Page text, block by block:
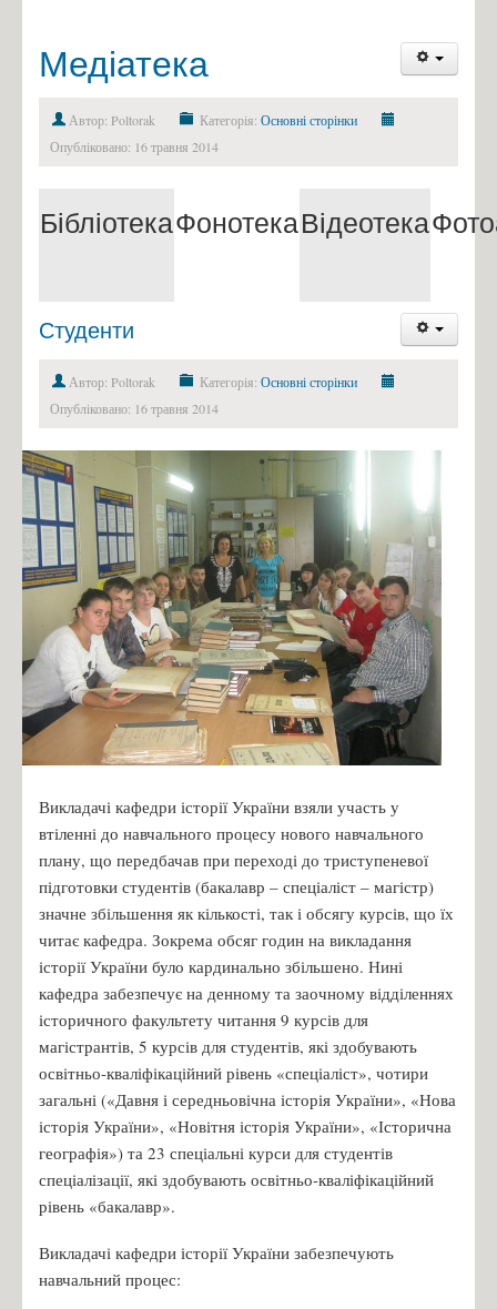
Медіатека
Автор: Poltorak Категорія: Основні сторінки
Опубліковано: 16 травня 2014
БібліотекаФонотекаВідеотека
Студенти
Автор: Poltorak Категорія: Основні сторінки
Опубліковано: 16 травня 2014
Викладачі кафедри історії України взяли участь у
втіленні до навчального процесу нового навчального
плану, що передбачав при переході до триступеневої
підготовки студентів (бакалавр – спеціаліст – магістр)
значне збільшення як кількості, так і обсягу курсів, що їх
читає кафедра. Зокрема обсяг годин на викладання
історії України було кардинально збільшено. Нині
кафедра забезпечує на денному та заочному відділеннях
історичного факультету читання 9 курсів для
магістрантів, 5 курсів для студентів, які здобувають
освітньо-кваліфікаційний рівень «спеціаліст», чотири
загальні («Давня і середньовічна історія України», «Нова
історія України», «Новітня історія України», «Історична
географія») та 23 спеціальні курси для студентів
спеціалізації, які здобувають освітньо-кваліфікаційний
рівень «бакалавр».
Викладачі кафедри історії України забезпечують
навчальний процес: